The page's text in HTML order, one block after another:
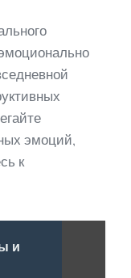
эмоций,
к
и